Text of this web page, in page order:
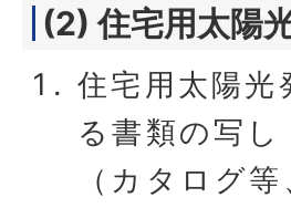
(2) 住宅用太陽
住宅用太陽
る書類の写し
（カタログ